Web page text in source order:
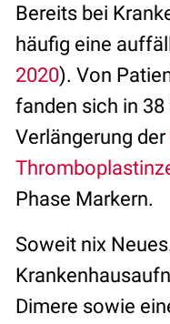
Bereits bei
häufig eine
2020). Von
fanden sich in 38
Verlängerung der
Phase Markern.
Soweit nix
Dimere sowie